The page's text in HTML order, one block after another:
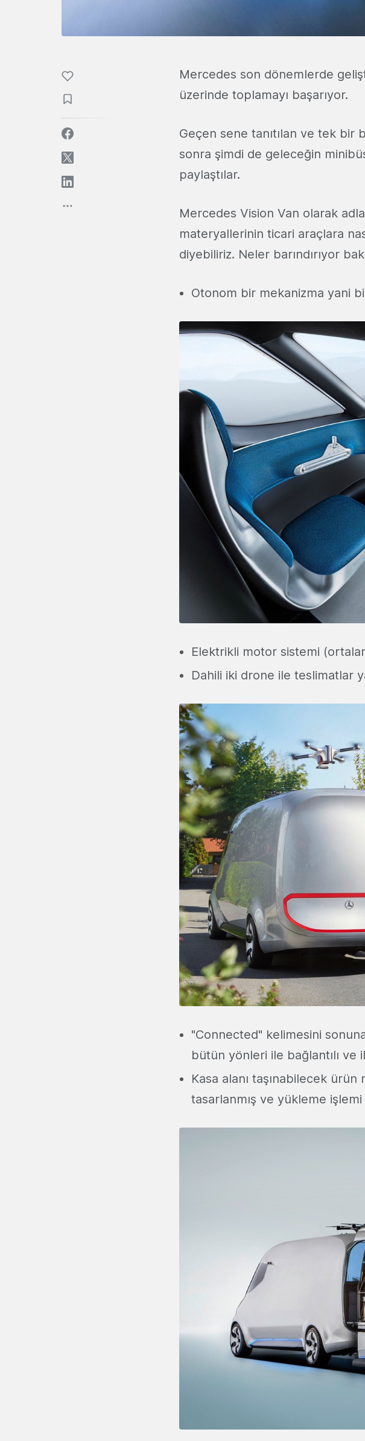
Mercedes son dönemlerde
üzerinde toplamayı başarıyor.
Geçen sene tanıtılan ve tek bir
sonra şimdi de geleceğin
paylaştılar.
Mercedes Vision Van olarak
materyallerinin ticari araçlara
diyebiliriz. Neler barındırıyor
Otonom bir mekanizma yani
Elektrikli motor sistemi
Dahili iki drone ile teslimatlar
"Connected" kelimesini
bütün yönleri ile bağlantılı ve
Kasa alanı taşınabilecek
tasarlanmış ve yükleme